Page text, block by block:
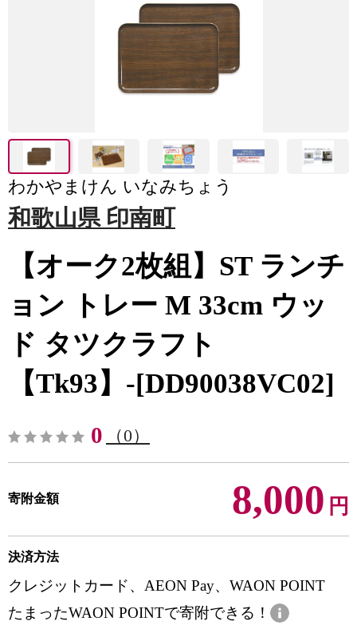
わかやまけん いなみちょう
和歌山県 印南町
【オーク2枚組】ST ランチ
ョン トレー M 33cm ウッ
ド タツクラフト
【Tk93】-[DD90038VC02]
0 （0）
寄附金額 8,000 円
決済方法
クレジットカード、AEON Pay、WAON POINT
たまったWAON POINTで寄附できる！